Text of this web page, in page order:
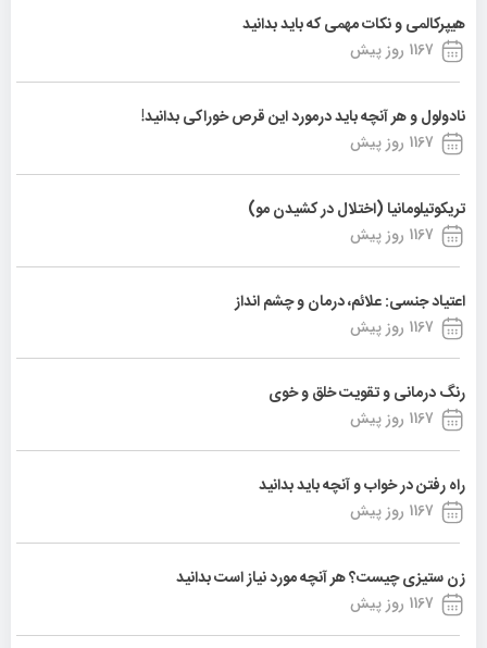
هیپرکالمی و نکات مهمی که باید بدانید
1167 روز پیش
نادولول و هر آنچه باید درمورد این قرص خوراکی بدانید!
1167 روز پیش
تریکوتیلومانیا (اختلال در کشیدن مو)
1167 روز پیش
اعتیاد جنسی: علائم، درمان و چشم انداز
1167 روز پیش
رنگ درمانی و تقویت خلق و خوی
1167 روز پیش
راه رفتن در خواب و آنچه باید بدانید
1167 روز پیش
زن ستیزی چیست؟ هر آنچه مورد نیاز است بدانید
1167 روز پیش